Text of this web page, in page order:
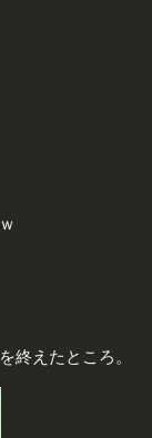
終えたところ。